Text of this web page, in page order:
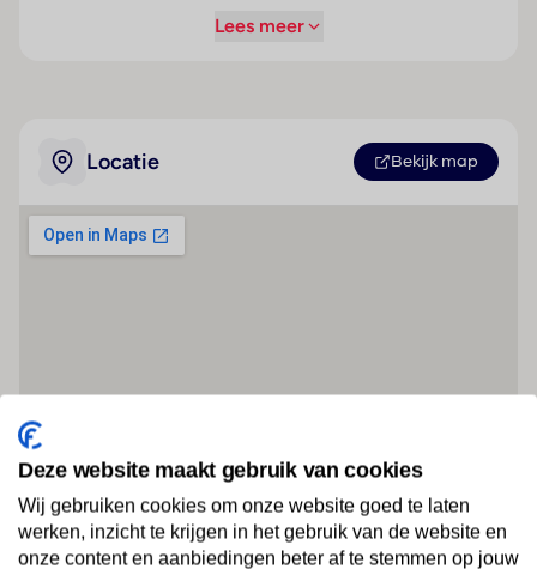
Lees meer
Locatie Bekijk map
Deze website maakt gebruik van cookies
Wij gebruiken cookies om onze website goed te laten
werken, inzicht te krijgen in het gebruik van de website en
onze content en aanbiedingen beter af te stemmen op jouw